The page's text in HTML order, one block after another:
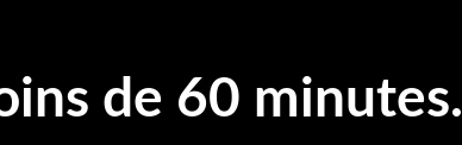
de 60 minutes.